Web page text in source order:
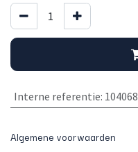
Interne referentie: 104068
Algemene voorwaarden